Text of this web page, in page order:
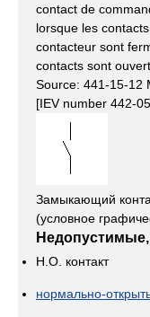
contact de
lorsque les
contacteur sont
contacts sont
Source: 441-15-12
[IEV number 442-
Замыкающий
(условное
Н.О. контакт
нормально-